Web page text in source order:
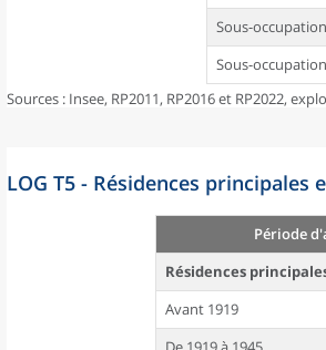
Sous-
Sous-
Sources : Insee, RP2011, RP2016 et RP2022,
LOG T5 - Résidences
Période
Résidences
Avant 1919